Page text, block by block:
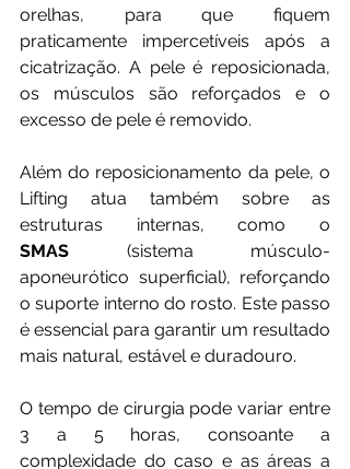
orelhas, para que fiquem
praticamente impercetíveis após a
cicatrização. A pele é reposicionada,
os músculos são reforçados e o
excesso de pele é removido.
Além do reposicionamento da pele, o
Lifting atua também sobre as
SMAS (sistema músculo-
aponeurótico superficial), reforçando
o suporte interno do rosto. Este passo
é essencial para garantir um resultado
mais natural, estável e duradouro.
O tempo de cirurgia pode variar entre
3 a 5 horas, consoante a
complexidade do caso e as áreas a